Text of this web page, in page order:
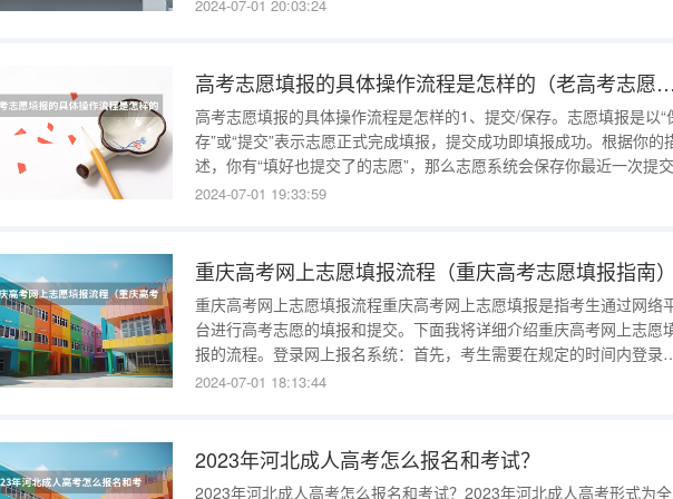
省教育考试院
2024-07-01 20:03:24
高考志愿填报的具体操作流程是怎样的（老高考志愿填报方法）
高考志愿填报的具体操作流程是怎样的1、提交/保存。志愿填报是以“
存”或“提交”表示志愿正式完成填报，提交成功即填报成功。根据你的
述，你有“填好也提交了的志愿”，那么志愿系统会保存你最近一次提
志愿信息。志愿填报时间结束后，本次填报的志愿将不能修改或者补
段，
2024-07-01 19:33:59
重庆高考网上志愿填报流程（重庆高考志愿填报指南）
重庆高考网上志愿填报流程重庆高考网上志愿填报是指考生通过网络
台进行高考志愿的填报和提交。下面我将详细介绍重庆高考网上志愿
报的流程。登录网上报名系统：首先，考生需要在规定的时间内登录
庆高考网上报名系统。一般来说，学校会提供相应的网址和登录账号密
2024-07-01 18:13:44
2023年河北成人高考怎么报名和考试？
2023年河北成人高考怎么报名和考试？2023年河北成人高考形式为